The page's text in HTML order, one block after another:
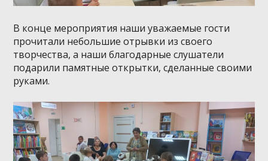
В конце мероприятия наши уважаемые гости
прочитали небольшие отрывки из своего
творчества, а наши благодарные слушатели
подарили памятные открытки, сделанные своими
руками.